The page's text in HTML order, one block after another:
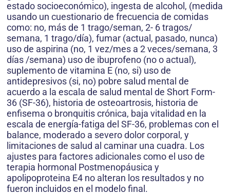
estado socioeconómico), ingesta de alcohol, (medida
usando un cuestionario de frecuencia de comidas
como: no, más de 1 trago/seman, 2- 6 tragos/
semana, 1 trago/día), fumar (actual, pasado, nunca)
uso de aspirina (no, 1 vez/mes a 2 veces/semana, 3
días /semana) uso de ibuprofeno (no o actual),
suplemento de vitamina E (no, si) uso de
antidepresivos (si, no) pobre salud mental de
acuerdo a la escala de salud mental de Short Form-
36 (SF-36), historia de osteoartrosis, historia de
enfisema o bronquitis crónica, baja vitalidad en la
escala de energía-fatiga del SF-36, problemas con el
balance, moderado a severo dolor corporal, y
limitaciones de salud al caminar una cuadra. Los
ajustes para factores adicionales como el uso de
terapia hormonal Postmenopáusica y
apolipoproteina E4 no alteran los resultados y no
fueron incluidos en el modelo final.